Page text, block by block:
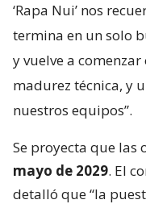
‘Rapa Nui’ nos
termina en un solo
y vuelve a
madurez técnica, y
nuestros equipos”.
Se proyecta que las
mayo de 2029. El
detalló que “la